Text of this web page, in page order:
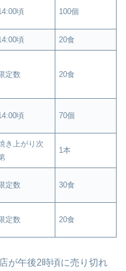
頃 100個
頃 20食
定数 20食
頃 70個
き上がり次
1本
定数 30食
定数 20食
が午後2時頃に売り切れ